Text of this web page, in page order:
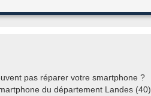
pas réparer votre smartphone ?
du département Landes (40).